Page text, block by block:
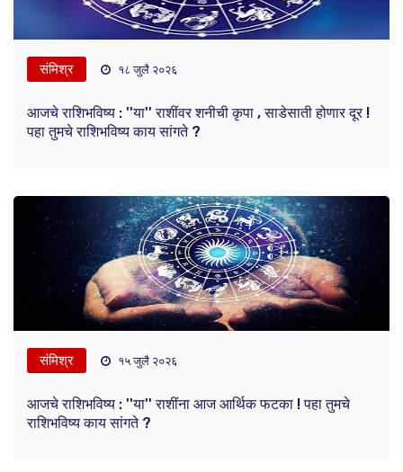
संमिश्र १८ जुलै २०२६
आजचे राशिभविष्य : ''या'' राशींवर शनीची कृपा , साडेसाती होणार दूर !
पहा तुमचे राशिभविष्य काय सांगते ?
संमिश्र १५ जुलै २०२६
आजचे राशिभविष्य : ''या'' राशींना आज आर्थिक फटका ! पहा तुमचे
राशिभविष्य काय सांगते ?